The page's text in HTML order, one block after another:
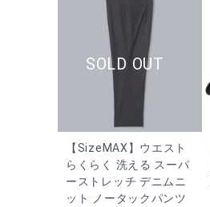
【SizeMAX】ウエスト
らくらく 洗える スーパ
ーストレッチ デニムニ
ット ノータックパンツ